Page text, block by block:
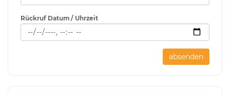
Rückruf Datum / Uhrzeit
absenden